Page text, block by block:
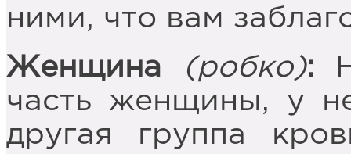
ними, что вам
Женщина
(робко):
часть женщины, у
другая группа